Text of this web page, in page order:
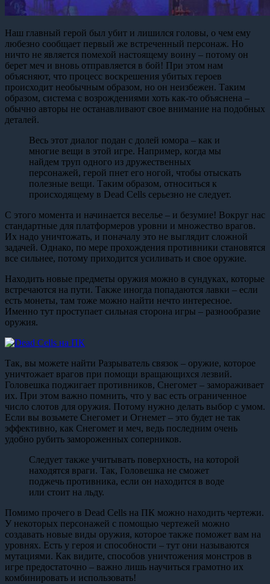
Наш главный герой был убит и лишился головы, о чем ему
любезно сообщает первый же встреченный персонаж. Но
ничто не является помехой настоящему воину – потому он
берет меч и вновь отправляется в бой! При этом нам
объясняют, что процесс воскрешения убитых героев
происходит необычным образом, но он неизбежен. Таким
образом, система с возрождениями хоть как-то объяснена –
обычно авторы не останавливают свое внимание на подобных
деталей.
Весь этот диалог подан с долей юмора – как и
многие вещи в этой игре. Например, когда мы
найдем труп одного из дружественных
персонажей, герой пнет его ногой, чтобы отыскать
полезные вещи. Таким образом, относиться к
происходящему в Dead Cells серьезно не следует.
С этого момента и начинается веселье – и безумие! Вокруг нас
стандартные для платформеров уровни и множество врагов.
Их надо уничтожать, и поначалу это не выглядит сложной
задачей. Однако, по мере прохождения противники становятся
все сильнее, потому приходится усиливать и свое оружие.
Находить новые предметы оружия можно в сундуках, которые
встречаются на пути. Также иногда попадаются лавки – если
есть монеты, там тоже можно найти нечто интересное.
Именно тут проступает сильная сторона игры – разнообразие
оружия.
Так, вы можете найти Разрыватель связок – оружие, которое
уничтожает врагов при помощи вращающихся лезвий.
Головешка поджигает противников, Снегомет – замораживает
их. При этом важно помнить, что у вас есть ограниченное
число слотов для оружия. Потому нужно делать выбор с умом.
Если вы возьмете Снегомет и Огнемет – это будет не так
эффективно, как Снегомет и меч, ведь последним очень
удобно рубить замороженных соперников.
Следует также учитывать поверхность, на которой
находятся враги. Так, Головешка не сможет
поджечь противника, если он находится в воде
или стоит на льду.
Помимо прочего в Dead Cells на ПК можно находить чертежи.
У некоторых персонажей с помощью чертежей можно
создавать новые виды оружия, которое также поможет вам на
уровнях. Есть у героя и способности – тут они называются
мутациями. Как видите, способов уничтожения монстров в
игре предостаточно – важно лишь научиться грамотно их
комбинировать и использовать!